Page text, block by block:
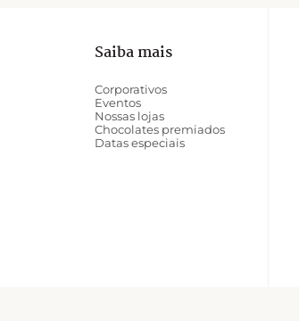
Saiba mais
Corporativos
Eventos
Nossas lojas
Chocolates premiados
Datas especiais